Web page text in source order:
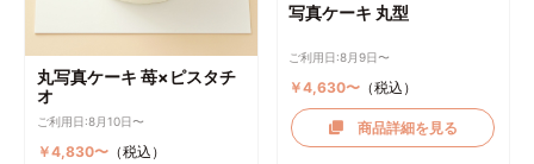
丸写真ケーキ 苺×ピスタチ
オ
ご利用日:8月10日〜
￥4,830〜（税込）
写真ケーキ 丸型
ご利用日:8月9日〜
￥4,630〜 （税込）
商品詳細を見る